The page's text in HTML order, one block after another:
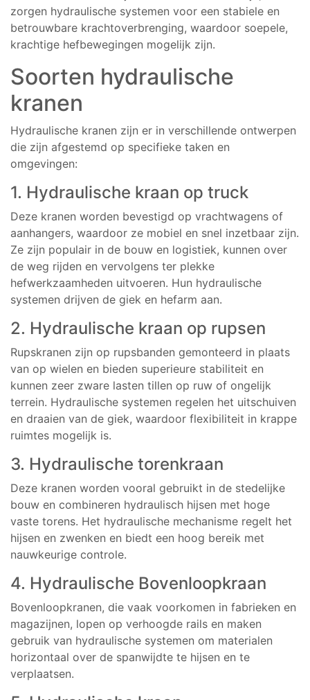
zorgen hydraulische systemen voor een stabiele en
betrouwbare krachtoverbrenging, waardoor soepele,
krachtige hefbewegingen mogelijk zijn.
Soorten hydraulische
kranen
Hydraulische kranen zijn er in verschillende ontwerpen
die zijn afgestemd op specifieke taken en
omgevingen:
1. Hydraulische kraan op truck
Deze kranen worden bevestigd op vrachtwagens of
aanhangers, waardoor ze mobiel en snel inzetbaar zijn.
Ze zijn populair in de bouw en logistiek, kunnen over
de weg rijden en vervolgens ter plekke
hefwerkzaamheden uitvoeren. Hun hydraulische
systemen drijven de giek en hefarm aan.
2. Hydraulische kraan op rupsen
Rupskranen zijn op rupsbanden gemonteerd in plaats
van op wielen en bieden superieure stabiliteit en
kunnen zeer zware lasten tillen op ruw of ongelijk
terrein. Hydraulische systemen regelen het uitschuiven
en draaien van de giek, waardoor flexibiliteit in krappe
ruimtes mogelijk is.
3. Hydraulische torenkraan
Deze kranen worden vooral gebruikt in de stedelijke
bouw en combineren hydraulisch hijsen met hoge
vaste torens. Het hydraulische mechanisme regelt het
hijsen en zwenken en biedt een hoog bereik met
nauwkeurige controle.
4. Hydraulische Bovenloopkraan
Bovenloopkranen, die vaak voorkomen in fabrieken en
magazijnen, lopen op verhoogde rails en maken
gebruik van hydraulische systemen om materialen
horizontaal over de spanwijdte te hijsen en te
verplaatsen.